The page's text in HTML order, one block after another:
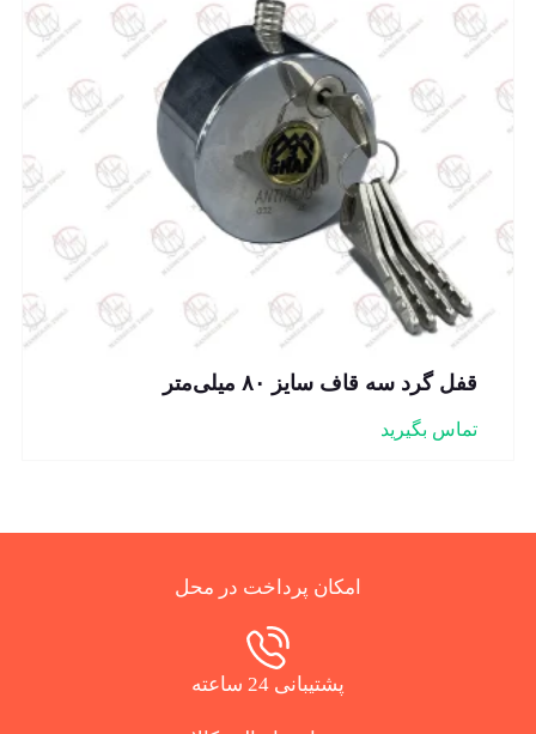
قفل گرد سه قاف سایز ۸۰ میلی‌متر
تماس بگیرید
امکان پرداخت در محل
پشتیبانی 24 ساعته